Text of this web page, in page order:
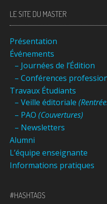
LE SITE DU MASTER
Présentation
Événements
– Journées de l’Édition
– Conférences
Travaux Étudiants
– Veille éditoriale
– PAO (Couvertures)
– Newsletters
Alumni
L’équipe enseignante
Informations pratiques
#HASHTAGS